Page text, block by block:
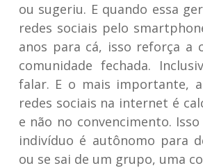
ou sugeriu. E quando essa
redes sociais pelo
anos para cá, isso reforça a
comunidade fechada.
falar. E o mais importante,
redes sociais na internet é
e não no convencimento.
indivíduo é autônomo para
ou se sai de um grupo, uma